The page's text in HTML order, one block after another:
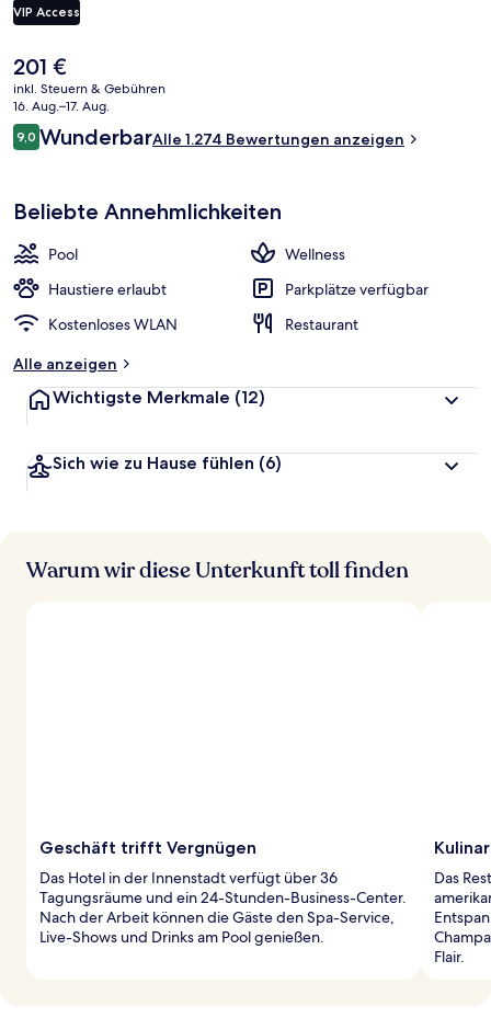
bietet dieses Hotel im luxuriösen Stil 2 Bars/Lounges, einen
Außenpool und eine Poolbar. Andere Reisende lieben das
kurzen Fußmarsch von den öffentlichen Verkehrsmitteln entfernt:
Zur U-Bahn läuft man 2 Minuten (Station Rathaus) bzw. 2 Minuten
(Straßenbahnhaltestelle 15th St.).
VIP Access
Der
aktuelle
Preis
beträgt
201 €.
201 €
inkl. Steuern & Gebühren
16. Aug.–17. Aug.
Bewertungen
9,09,0 von 10.
WunderbarAlle 1.274 Bewertungen anzeigen
Beliebte Annehmlichkeiten
Pool
Wellness
Haustiere erlaubt
Parkplätze verfügbar
Kostenloses WLAN
Restaurant
Alle anzeigen
Wichtigste Merkmale (12)
Sich wie zu Hause fühlen (6)
Warum wir diese Unterkunft toll finden
Geschäft trifft Vergnügen
Das Hotel in der Innenstadt verfügt über 36
Tagungsräume und ein 24-Stunden-Business-Center.
Nach der Arbeit können die Gäste den Spa-Service,
Live-Shows und Drinks am Pool genießen.
Das
Flair.